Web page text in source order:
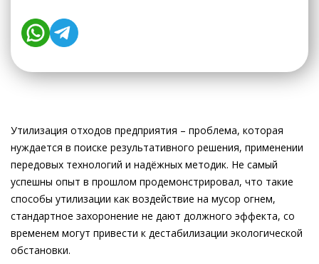
Утилизация отходов предприятия – проблема, которая
нуждается в поиске результативного решения, применении
передовых технологий и надёжных методик. Не самый
успешны опыт в прошлом продемонстрировал, что такие
способы утилизации как воздействие на мусор огнем,
стандартное захоронение не дают должного эффекта, со
временем могут привести к дестабилизации экологической
обстановки.